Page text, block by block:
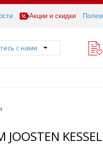
Акции и скидки
с нами